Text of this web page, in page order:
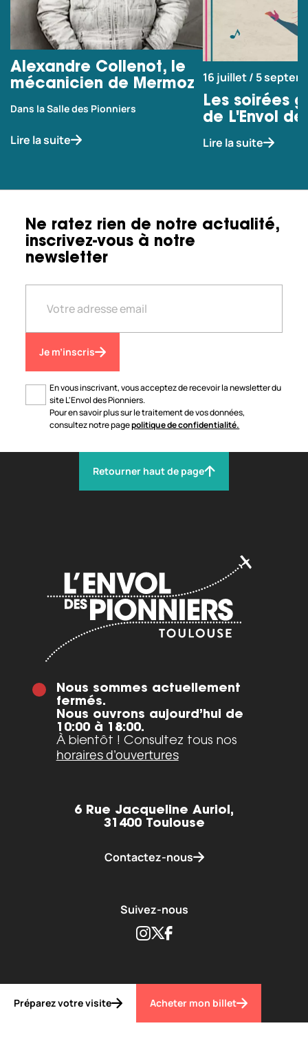
Alexandre Collenot, le
mécanicien de Mermoz
Dans la Salle des Pionniers
Lire la suite
16 juillet / 5
Les soirées
de L'Envol
Lire la suite
Ne ratez rien de notre actualité,
inscrivez-vous à notre
newsletter
Je m’inscris
En vous inscrivant, vous acceptez de recevoir la newsletter du
site L'Envol des Pionniers.
Pour en savoir plus sur le traitement de vos données,
consultez notre pagepolitique de confidentialité.
Nous sommes actuellement
fermés.
Nous ouvrons aujourd’hui de
10:00 à 18:00.
À bientôt ! Consultez tous nos
horaires d’ouvertures
6 Rue Jacqueline Auriol,
31400 Toulouse
Contactez-nous
Suivez-nous
Instagram
TwitterFacebook
Retourner haut de page
Préparez votre visite Acheter mon billet